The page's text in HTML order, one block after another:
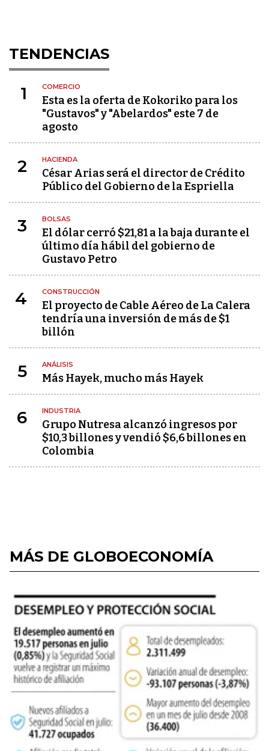
TENDENCIAS
1 COMERCIO
Esta es la oferta de Kokoriko para los
"Gustavos" y "Abelardos" este 7 de
agosto
2 HACIENDA
César Arias será el director de Crédito
Público del Gobierno de la Espriella
3 BOLSAS
El dólar cerró $21,81 a la baja durante el
último día hábil del gobierno de
Gustavo Petro
4 CONSTRUCCIÓN
El proyecto de Cable Aéreo de La Calera
tendría una inversión de más de $1
billón
5 ANÁLISIS
Más Hayek, mucho más Hayek
6 INDUSTRIA
Grupo Nutresa alcanzó ingresos por
$10,3 billones y vendió $6,6 billones en
Colombia
MÁS DE GLOBOECONOMÍA